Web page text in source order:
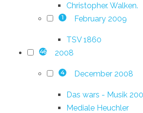
Christopher. Walken.
1 February 2009
TSV 1860
46 2008
4 December 2008
Das wars - Musik
Mediale Heuchler